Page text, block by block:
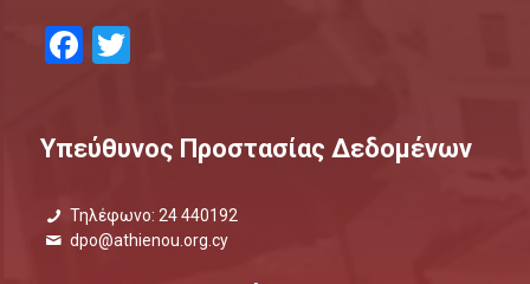
Facebook
Twitter
Υπεύθυνος Προστασίας Δεδομένων
Τηλέφωνο: 24 440192
dpo@athienou.org.cy